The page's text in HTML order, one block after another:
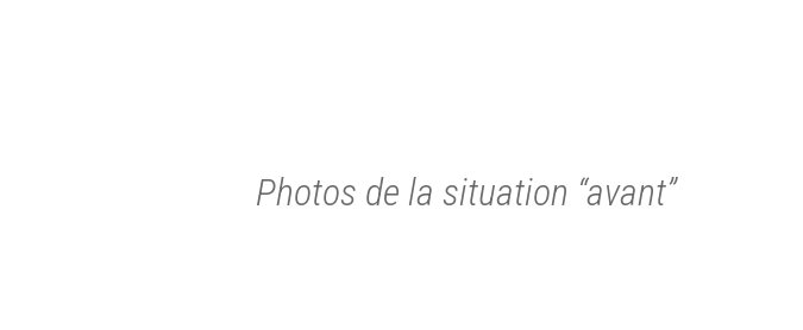
Photos de la situation “avant”